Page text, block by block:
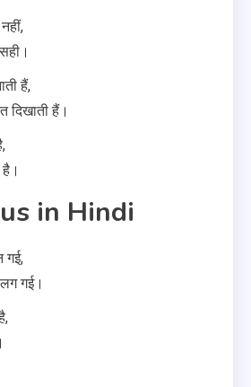
हैं,
दिखाती हैं।
in Hindi
गई,
गई।